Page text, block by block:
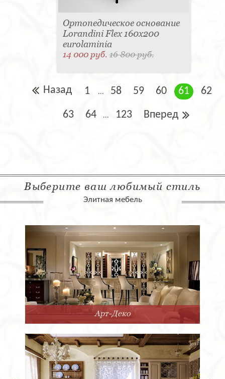
Ортопедическое основание
Lorandini Flex 160x200
eurolaminia
14 000 руб.16 800 руб.
Назад 1 ... 58 59 60 61 62
63 64 ... 123 Вперед
Выберите ваш любимый стиль
Элитная мебель
Арт-Деко